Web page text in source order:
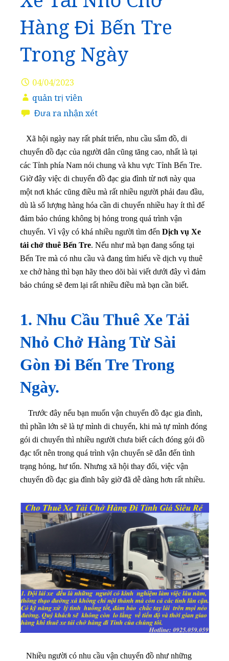
Hàng Đi Bến Tre
Trong Ngày
04/04/2023
quản trị viên
Đưa ra nhận xét
Xã hội ngày nay rất phát triển, nhu cầu sắm đồ, di
chuyển đồ đạc của người dân cũng tăng cao, nhất là tại
các Tỉnh phía Nam nói chung và khu vực Tỉnh Bến Tre.
Giờ đây việc di chuyển đồ đạc gia đình từ nơi này qua
một nơi khác cũng điều mà rất nhiều người phải đau đầu,
dù là số lượng hàng hóa cần di chuyển nhiều hay ít thì để
đảm bảo chúng không bị hỏng trong quá trình vận
chuyển. Vì vậy có khá nhiều người tìm đến Dịch vụ Xe
tải chở thuê Bến Tre. Nếu như mà bạn đang sống tại
Bến Tre mà có nhu cầu và đang tìm hiểu về dịch vụ thuê
xe chở hàng thì bạn hãy theo dõi bài viết dưới đây vì đảm
bảo chúng sẽ đem lại rất nhiều điều mà bạn cần biết.
1. Nhu Cầu Thuê Xe Tải
Nhỏ Chở Hàng Từ Sài
Gòn Đi Bến Tre Trong
Ngày.
Trước đây nếu bạn muốn vận chuyển đồ đạc gia đình,
thì phần lớn sẽ là tự mình di chuyển, khi mà tự mình đóng
gói di chuyển thì nhiều người chưa biết cách đóng gói đồ
đạc tốt nên trong quá trình vận chuyển sẽ dẫn đến tình
trạng hỏng, hư tổn. Nhưng xã hội thay đổi, việc vận
chuyển đồ đạc gia đình bây giờ đã dễ dàng hơn rất nhiều.
Nhiều người có nhu cầu vận chuyển đồ như những